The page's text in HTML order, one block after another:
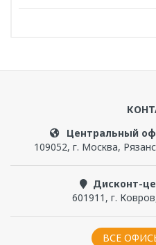
Чтобы
зарегистрироваться
Центральный
109052, г. Москва,
Дисконт-
601911 , г. Ковров
ВСЕ